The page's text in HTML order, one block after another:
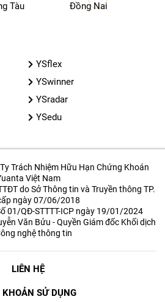
Tàu Đồng Nai
YSflex
YSwinner
YSradar
YSedu
Trách Nhiệm Hữu Hạn Chứng Khoán
Việt Nam
do Sở Thông tin và Truyền thông TP.
ngày 07/06/2018
01/QĐ-STTTT-ICP ngày 19/01/2024
Văn Bửu - Quyền Giám đốc Khối dịch
nghệ thông tin
LIÊN HỆ
SỬ DỤNG